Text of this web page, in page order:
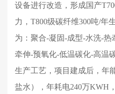
设备进行改造，形成国产
力， T800级碳纤维300吨/年
为：聚合-凝固-成型-水洗-热
牵伸-预氧化-低温碳化-高温
生产工艺，项目建成后，年
盐水），年耗电240万KWH